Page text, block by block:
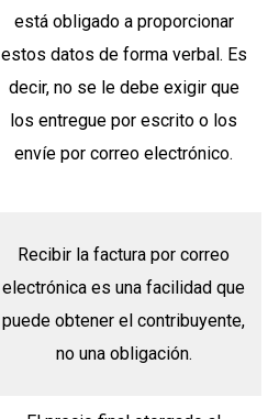
está obligado a proporcionar
estos datos de forma verbal. Es
decir, no se le debe exigir que
los entregue por escrito o los
envíe por correo electrónico.
Recibir la factura por correo
electrónica es una facilidad que
puede obtener el contribuyente,
no una obligación.